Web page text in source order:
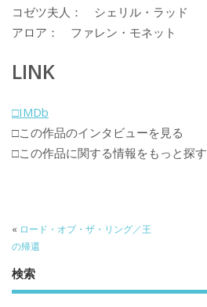
コゼツ夫人： シェリル・ラッド
アロア： ファレン・モネット
LINK
□IMDb
□この作品のインタビューを見る
□この作品に関する情報をもっと探す
« ロード・オブ・ザ・リング／王
の帰還
検索